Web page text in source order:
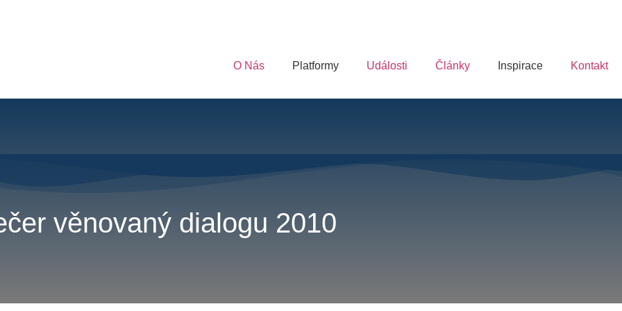
O Nás Platformy Události Články Inspirace Kontakt
věnovaný dialogu 2010